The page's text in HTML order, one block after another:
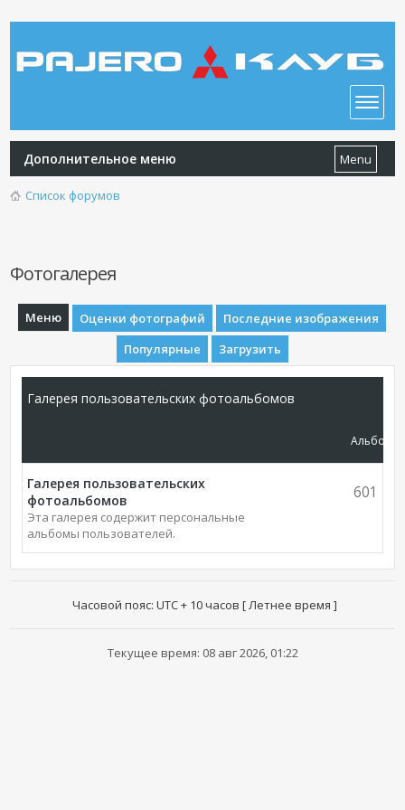
Дополнительное меню Menu
Список форумов
Фотогалерея
Меню Оценки фотографий
Последние изображения
Популярные
Загрузить
Галерея пользовательских фотоальбомов
Альбомы
Галерея пользовательских
фотоальбомов
Эта галерея содержит персональные
альбомы пользователей.
601
Часовой пояс: UTC + 10 часов [ Летнее время ]
Текущее время: 08 авг 2026, 01:22